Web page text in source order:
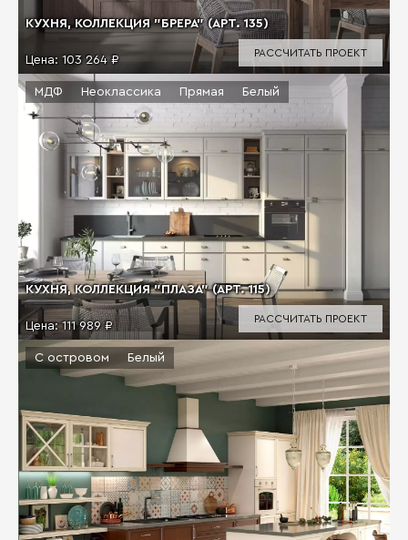
КУХНЯ, КОЛЛЕКЦИЯ "БРЕРА" (АРТ. 135)
Цена: 103 264 ₽
РАССЧИТАТЬ ПРОЕКТ
КУХНЯ, КОЛЛЕКЦИЯ "ПЛАЗА" (АРТ. 115)
Цена:111 989 ₽
МДФ Неоклассика Прямая Белый
РАССЧИТАТЬ ПРОЕКТ
С островом Белый